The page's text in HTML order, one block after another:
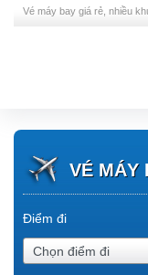
Vé máy bay giá rẻ, nhiều
VÉ MÁY
Điểm đi